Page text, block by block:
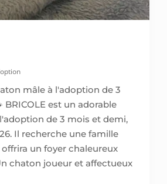
mâle à l'adoption de 3
BRICOLE est un adorable
de 3 mois et demi,
Il recherche une famille
un foyer chaleureux
chaton joueur et affectueux